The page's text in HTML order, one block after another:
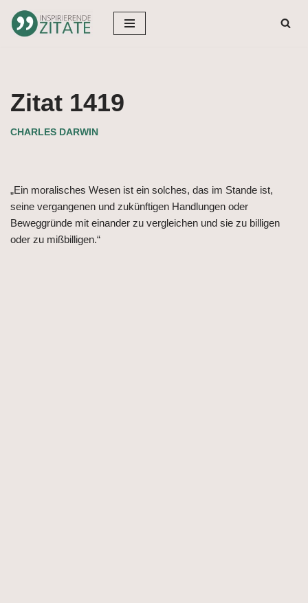
Zum
Zitat 1419
CHARLES DARWIN
„Ein moralisches Wesen ist ein solches, das im Stande ist,
seine vergangenen und zukünftigen Handlungen oder
Beweggründe mit einander zu vergleichen und sie zu billigen
oder zu mißbilligen.“